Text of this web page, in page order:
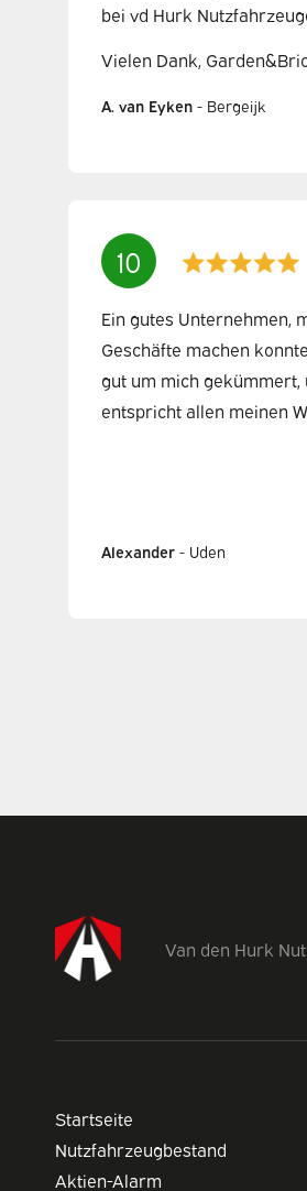
bei vd Hurk
Vielen Dank,
A. van Eyken - Bergeijk
10
Ein gutes Unternehmen,
Geschäfte machen
gut um mich gekümmert,
entspricht allen meinen
Alexander - Uden
Van den Hurk
Startseite
Nutzfahrzeugbestand
Aktien-Alarm